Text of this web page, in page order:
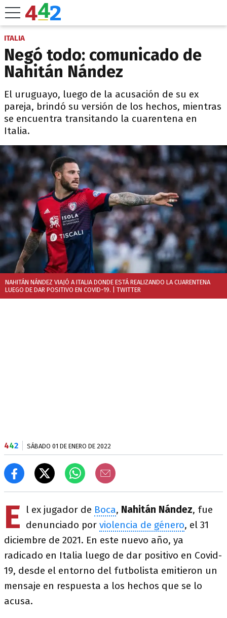
ITALIA
Negó todo: comunicado de
Nahitán Nández
El uruguayo, luego de la acusación de su ex
pareja, brindó su versión de los hechos, mientras
se encuentra transitando la cuarentena en
Italia.
NAHITÁN NÁNDEZ VIAJÓ A ITALIA DONDE ESTÁ REALIZANDO LA CUARENTENA
LUEGO DE DAR POSITIVO EN COVID-19. | TWITTER
442 SÁBADO 01 DE ENERO DE 2022
E l ex jugador de Boca, Nahitán Nández, fue
denunciado por violencia de género, el 31
diciembre de 2021. En este nuevo año, ya
radicado en Italia luego de dar positivo en Covid-
19, desde el entorno del futbolista emitieron un
mensaje en respuesta a los hechos que se lo
acusa.